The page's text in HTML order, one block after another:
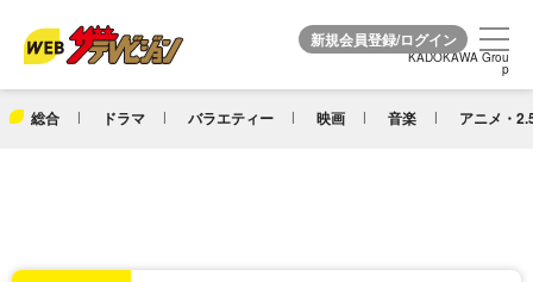
KADOKAWA Grou
p
総合 ドラマ バラエティー 映画 音楽 アニメ・
KADOKAWA Grou
p